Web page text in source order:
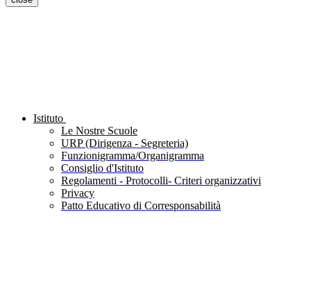
Istituto
Le Nostre Scuole
URP (Dirigenza - Segreteria)
Funzionigramma/Organigramma
Consiglio d'Istituto
Regolamenti - Protocolli- Criteri organizzativi
Privacy
Patto Educativo di Corresponsabilità